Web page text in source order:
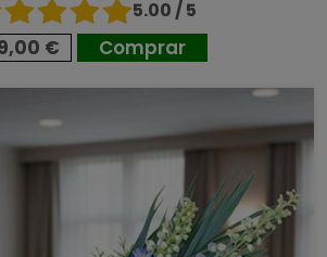
5.00 / 5
€ Comprar